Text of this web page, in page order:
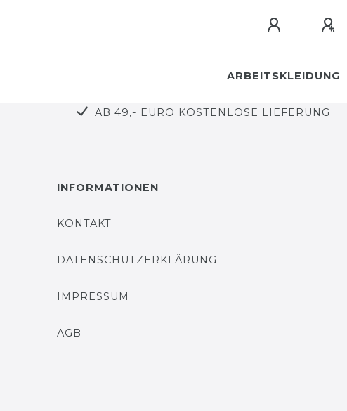
ARBEITSKLEIDUNG
AB 49,- EURO KOSTENLOSE LIEFERUNG
INFORMATIONEN
KONTAKT
DATENSCHUTZERKLÄRUNG
IMPRESSUM
AGB